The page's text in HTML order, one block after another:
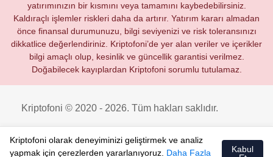
yatırımınızın bir kısmını veya tamamını kaybedebilirsiniz.
Kaldıraçlı işlemler riskleri daha da artırır. Yatırım kararı almadan
önce finansal durumunuzu, bilgi seviyenizi ve risk toleransınızı
dikkatlice değerlendiriniz. Kriptofoni’de yer alan veriler ve içerikler
bilgi amaçlı olup, kesinlik ve güncellik garantisi verilmez.
Doğabilecek kayıplardan Kriptofoni sorumlu tutulamaz.
Kriptofoni © 2020 - 2026. Tüm hakları saklıdır.
Kriptofoni olarak deneyiminizi geliştirmek ve analiz
yapmak için çerezlerden yararlanıyoruz. Daha Fazla
Kabul